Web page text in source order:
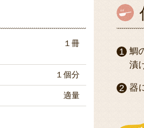
１冊
１個分
適量
鯛
漬
器